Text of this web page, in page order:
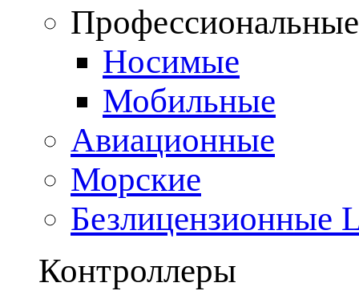
Носимые
Мобильные
Авиационные
Морские
Безлицензионные
Контроллеры